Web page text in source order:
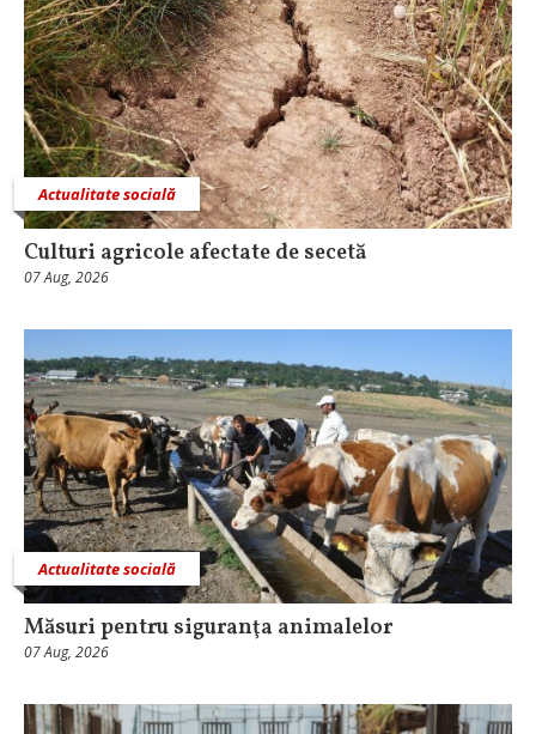
Actualitate socială
Culturi agricole afectate de secetă
07 Aug, 2026
Actualitate socială
Măsuri pentru siguranţa animalelor
07 Aug, 2026